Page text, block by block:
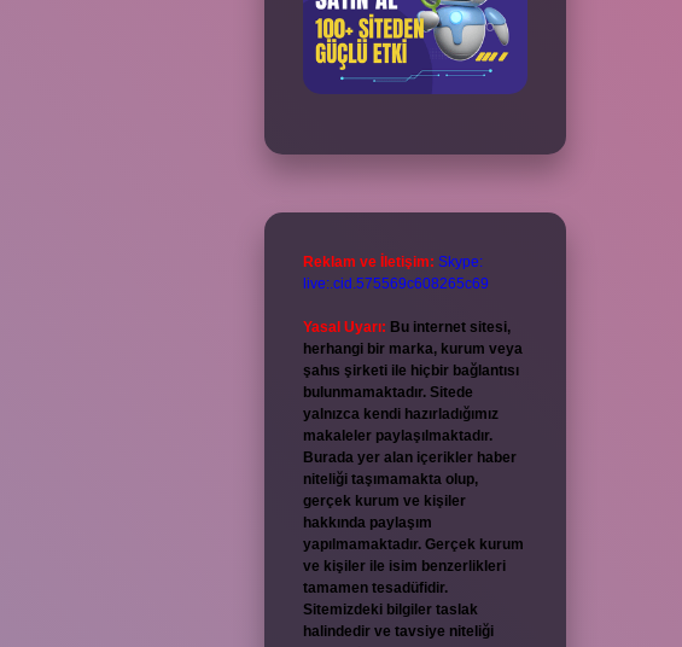
Reklam ve İletişim: Skype:
live:.cid.575569c608265c69
Yasal Uyarı: Bu internet sitesi,
herhangi bir marka, kurum veya
şahıs şirketi ile hiçbir bağlantısı
bulunmamaktadır. Sitede
yalnızca kendi hazırladığımız
makaleler paylaşılmaktadır.
Burada yer alan içerikler haber
niteliği taşımamakta olup,
gerçek kurum ve kişiler
hakkında paylaşım
yapılmamaktadır. Gerçek kurum
ve kişiler ile isim benzerlikleri
tamamen tesadüfidir.
Sitemizdeki bilgiler taslak
halindedir ve tavsiye niteliği